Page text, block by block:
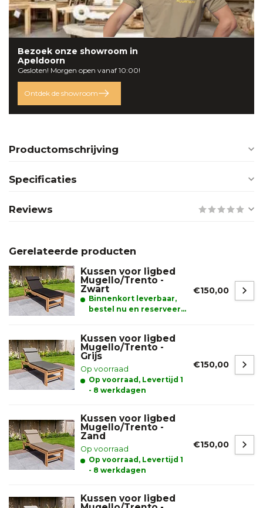
Bezoek onze showroom in
Apeldoorn
Gesloten! Morgen open vanaf 10:00!
Ontdek de showroom
Productomschrijving
Specificaties
Reviews
Gerelateerde producten
Kussen voor ligbed
Mugello/Trento -
Zwart
Binnenkort leverbaar,
bestel nu en reserveer
€150,00
Kussen voor ligbed
Mugello/Trento -
Grijs
Op voorraad
Op voorraad, Levertijd 1
- 8 werkdagen
€150,00
Kussen voor ligbed
Mugello/Trento -
Zand
Op voorraad
Op voorraad, Levertijd 1
- 8 werkdagen
€150,00
Kussen voor ligbed